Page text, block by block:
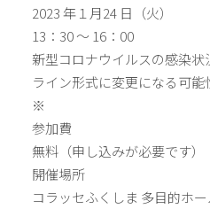
2023 年１月24 日（火）
13：30 ～ 16：00
新型コロナウイルスの感染状
ライン形式に変更になる可能
※
参加費
無料（申し込みが必要です）
開催場所
コラッセふくしま 多目的ホー